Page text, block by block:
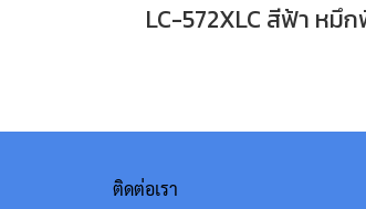
ติดต่อเรา